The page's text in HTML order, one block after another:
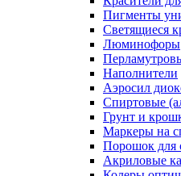
Пигменты
Светящиеся
Люминофоры
Наполнители
Аэросил
Спиртовые
Грунт и
Маркеры на
Порошок для
Акриловые